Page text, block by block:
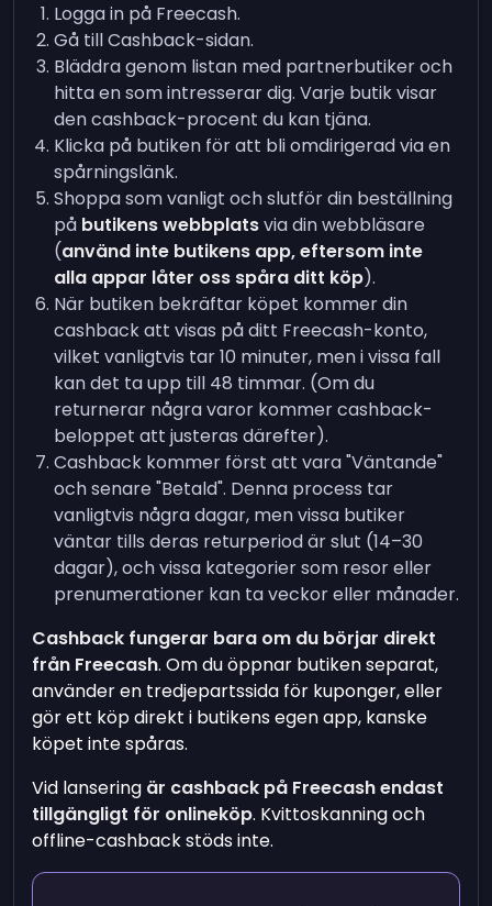
Logga in på Freecash.
Gå till Cashback-sidan.
Bläddra genom listan med partnerbutiker och
hitta en som intresserar dig. Varje butik visar
den cashback-procent du kan tjäna.
Klicka på butiken för att bli omdirigerad via en
spårningslänk.
Shoppa som vanligt och slutför din beställning
på butikens webbplatsvia din webbläsare
(använd inte butikens app, eftersom inte
alla appar låter oss spåra ditt köp).
När butiken bekräftar köpet kommer din
cashback att visas på ditt Freecash-konto,
vilket vanligtvis tar 10 minuter, men i vissa fall
kan det ta upp till 48 timmar. (Om du
returnerar några varor kommer cashback-
beloppet att justeras därefter).
Cashback kommer först att vara "Väntande"
och senare "Betald". Denna process tar
vanligtvis några dagar, men vissa butiker
väntar tills deras returperiod är slut (14–30
dagar), och vissa kategorier som resor eller
prenumerationer kan ta veckor eller månader.
Cashback fungerar bara om du börjar direkt
från Freecash. Om du öppnar butiken separat,
använder en tredjepartssida för kuponger, eller
gör ett köp direkt i butikens egen app, kanske
köpet inte spåras.
Vid lansering är cashback på Freecash endast
tillgängligt för onlineköp. Kvittoskanning och
offline-cashback stöds inte.